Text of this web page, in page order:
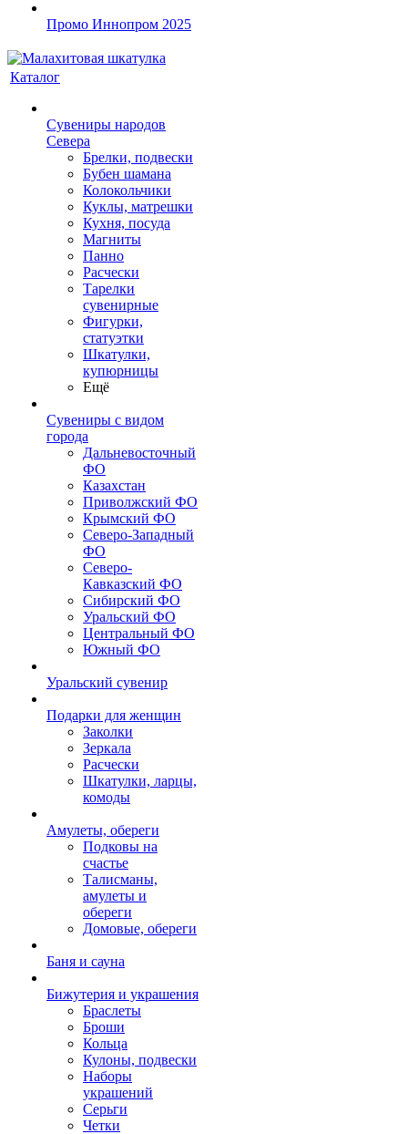
Промо Иннопром 2025
Каталог
Сувениры народов
Севера
Брелки, подвески
Бубен шамана
Колокольчики
Куклы, матрешки
Кухня, посуда
Магниты
Панно
Расчески
Тарелки
сувенирные
Фигурки,
статуэтки
Шкатулки,
купюрницы
Ещё
Сувениры с видом
города
Дальневосточный
ФО
Казахстан
Приволжский ФО
Крымский ФО
Северо-Западный
ФО
Северо-
Кавказский ФО
Сибирский ФО
Уральский ФО
Центральный ФО
Южный ФО
Уральский сувенир
Подарки для женщин
Заколки
Зеркала
Расчески
Шкатулки, ларцы,
комоды
Амулеты, обереги
Подковы на
счастье
Талисманы,
амулеты и
обереги
Домовые, обереги
Баня и сауна
Бижутерия и украшения
Браслеты
Броши
Кольца
Кулоны, подвески
Наборы
украшений
Серьги
Четки